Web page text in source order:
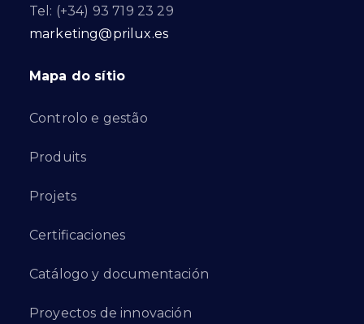
Tel: (+34) 93 719 23 29
marketing@prilux.es
Mapa do sítio
Controlo e gestão
Produits
Projets
Certificaciones
Catálogo y documentación
Proyectos de innovación